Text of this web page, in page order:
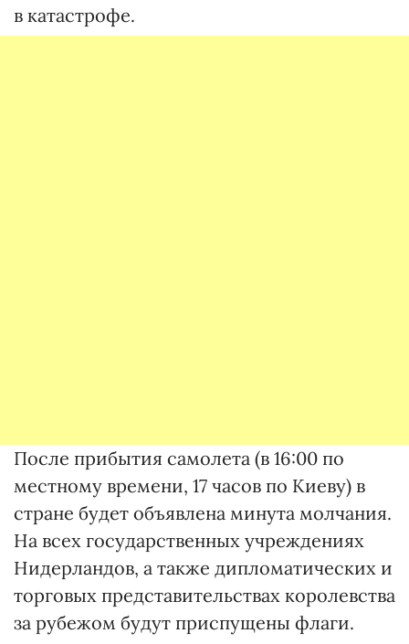
в катастрофе.
После прибытия самолета (в 16:00 по
местному времени, 17 часов по Киеву) в
стране будет объявлена минута молчания.
На всех государственных учреждениях
Нидерландов, а также дипломатических и
торговых представительствах королевства
за рубежом будут приспущены флаги.